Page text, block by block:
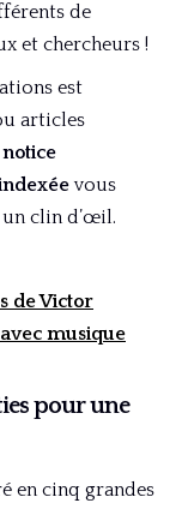
de
et chercheurs !
est
articles
notice
vous
clin d’œil.
de Victor
musique
pour une
en cinq grandes